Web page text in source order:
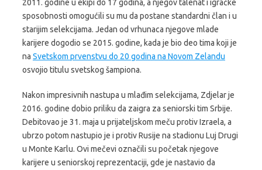
2011. godine u ekipi do 17 godina, a njegov talenat i igračke
sposobnosti omogućili su mu da postane standardni član i u
starijim selekcijama. Jedan od vrhunaca njegove mlade
karijere dogodio se 2015. godine, kada je bio deo tima koji je
na Svetskom prvenstvu do 20 godina na Novom Zelandu
osvojio titulu svetskog šampiona.
Nakon impresivnih nastupa u mlađim selekcijama, Zdjelar je
2016. godine dobio priliku da zaigra za seniorski tim Srbije.
Debitovao je 31. maja u prijateljskom meču protiv Izraela, a
ubrzo potom nastupio je i protiv Rusije na stadionu Luj Drugi
u Monte Karlu. Ovi mečevi označili su početak njegove
karijere u seniorskoj reprezentaciji, gde je nastavio da